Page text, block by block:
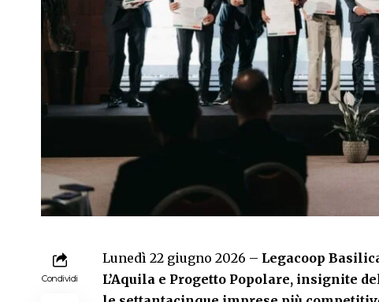
Condividi
Lunedì 22 giugno 2026 – Legacoop
L’Aquila e Progetto Popolare, insignite